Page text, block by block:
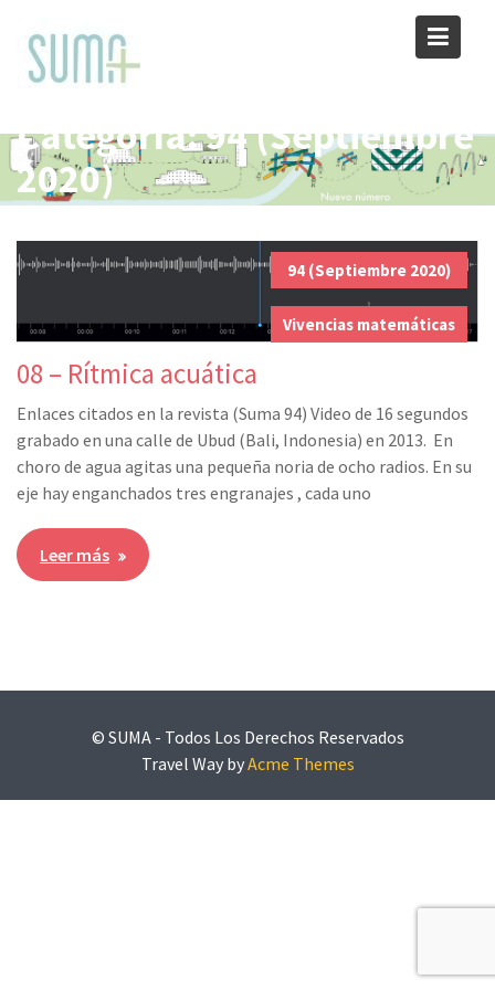
content
Categoría:94 (Septiembre
2020)
94 (Septiembre 2020)
,
Vivencias matemáticas
08 – Rítmica acuática
Enlaces citados en la revista (Suma 94) Video de 16 segundos
grabado en una calle de Ubud (Bali, Indonesia) en 2013. En
choro de agua agitas una pequeña noria de ocho radios. En su
eje hay enganchados tres engranajes , cada uno
Leer más
© SUMA - Todos Los Derechos Reservados
Travel Way byAcme Themes